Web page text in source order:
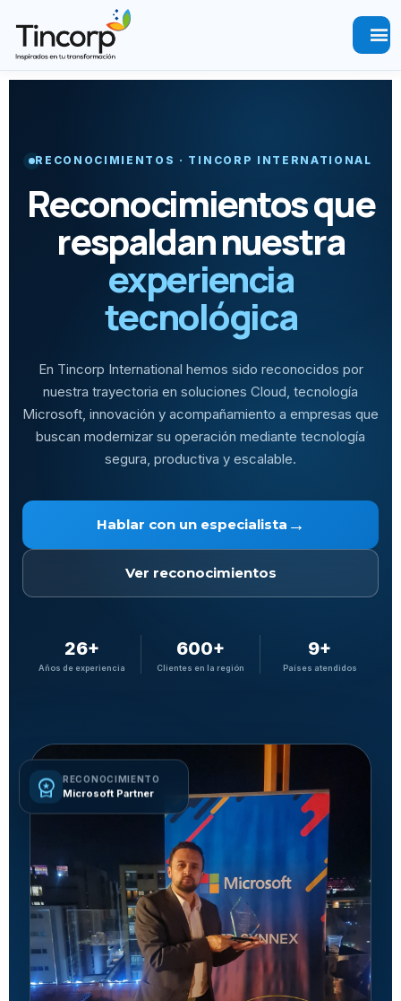
menu
RECONOCIMIENTOS · TINCORP INTERNATIONAL
Reconocimientos que
respaldan nuestra
experiencia
tecnológica
En Tincorp International hemos sido reconocidos por
nuestra trayectoria en soluciones Cloud, tecnología
Microsoft, innovación y acompañamiento a empresas que
buscan modernizar su operación mediante tecnología
segura, productiva y escalable.
Hablar con un especialista →
Ver reconocimientos
26+
Años de experiencia
600+
Clientes en la región
9+
Países atendidos
workspace_premium RECONOCIMIENTO